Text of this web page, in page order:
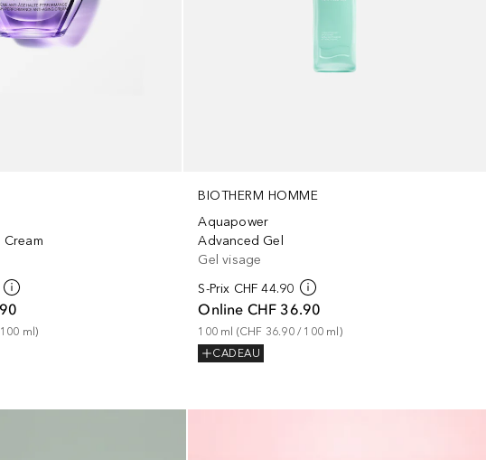
Cream
100 ml)
BIOTHERM HOMME
Aquapower
Advanced Gel
Gel visage
S-Prix CHF 44.90
Online CHF 36.90
100 ml (CHF 36.90 / 100 ml )
CADEAU